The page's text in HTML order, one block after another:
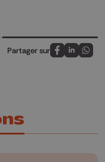
Partager sur
Partagez sur
Partagez